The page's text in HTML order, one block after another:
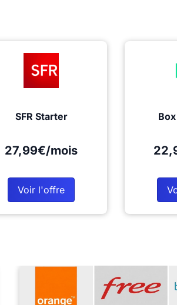
SFR Starter
27,99€/mois
Voir l'offre